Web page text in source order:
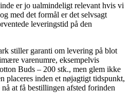
er jo ualmindeligt relevant hvis vi
med det formål er det selvsagt
leveringstid på den
stiller garanti om levering på blot
varenumre, eksempelvis
Buds – 200 stk., men glem ikke
placeres inden et nøjagtigt tidspunkt,
at få bestillingen afsted forinden